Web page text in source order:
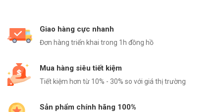
Giao hàng cực nhanh
Đơn hàng triển khai trong 1h đồng hồ
Mua hàng siêu tiết kiệm
Tiết kiệm hơn từ 10% - 30% so với giá thị trường
Sản phẩm chính hãng 100%